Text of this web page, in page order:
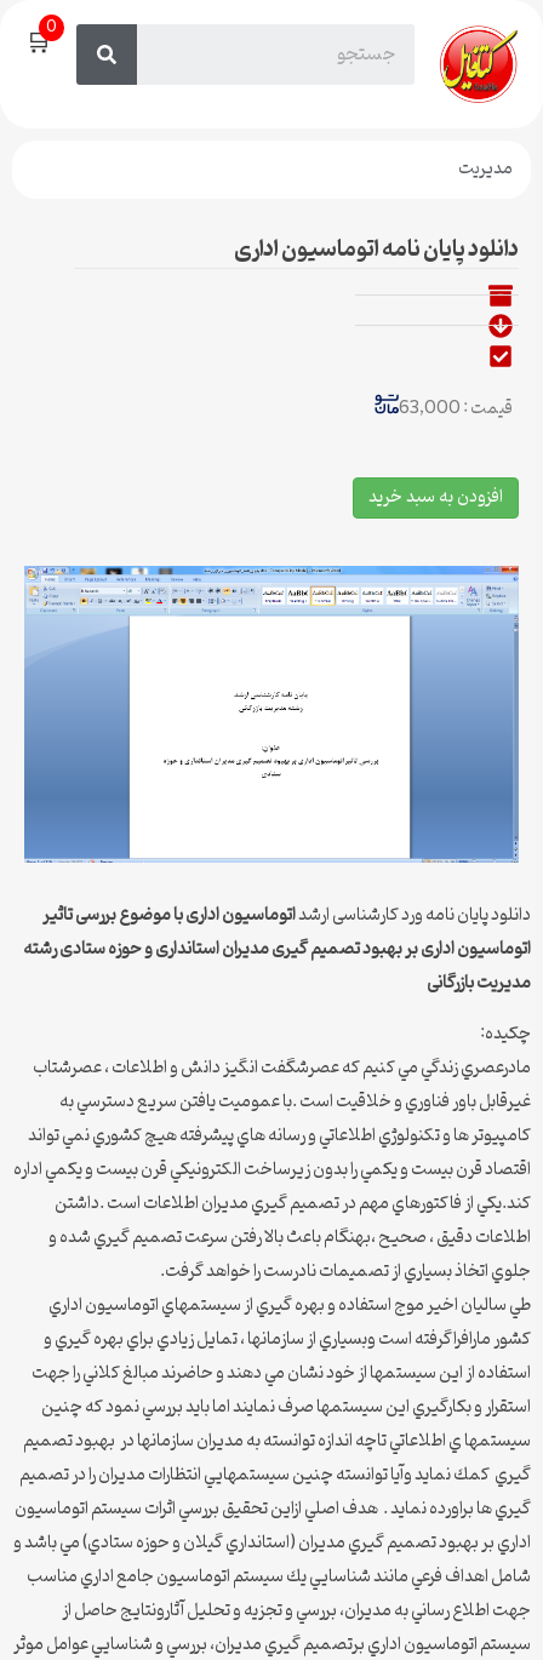
🛒0
مدیریت
دانلود پایان نامه اتوماسیون اداری
قیمت : 63,000
افزودن به سبد خرید
دانلود پایان نامه ورد کارشناسی ارشداتوماسیون اداری با موضوع بررسی تاثیر
اتوماسیون اداری بر بهبود تصمیم گیری مدیران استانداری و حوزه ستادی رشته
مدیریت بازرگانی
چكيده:
مادرعصري زندگي مي كنيم كه عصرشگفت انگيز دانش و اطلاعات ، عصرشتاب
غيرقابل باور فناوري و خلاقيت است .با عموميت يافتن سريع دسترسي به
كامپيوتر ها و تكنولوژي اطلاعاتي و رسانه هاي پيشرفته هيچ كشوري نمي تواند
اقتصاد قرن بيست و يكمي را بدون زيرساخت الكترونيكي قرن بيست و يكمي اداره
كند.يكي از فاكتورهاي مهم در تصميم گيري مديران اطلاعات است .داشتن
اطلاعات دقيق ، صحيح ،‌بهنگام باعث بالا رفتن سرعت تصميم گيري شده و
جلوي اتخاذ بسياري از تصميمات نادرست را خواهد گرفت.
طي ساليان اخير موج استفاده و بهره گيري از سيستمهاي اتوماسيون اداري
كشور مارافراگرفته است وبسياري از سازمانها ، تمايل زيادي براي بهره گيري و
استفاده از اين سيستمها از خود نشان مي دهند و حاضرند مبالغ كلاني را جهت
استقرار و بكارگيري اين سيستمها صرف نمايند اما بايد بررسي نمود كه چنين
سيستمها ي اطلاعاتي تاچه اندازه توانسته به مديران سازمانها در بهبود تصميم
گيري كمك نمايد وآيا توانسته چنين سيستمهايي انتظارات مديران را در تصميم
گيري ها براورده نمايد . هدف اصلي ازاين تحقيق بررسي اثرات سيستم اتوماسيون
اداري بر بهبود تصميم گيري مديران (استانداري گيلان و حوزه ستادي) مي باشد و
شامل اهداف فرعي مانند شناسايي يك سيستم اتوماسيون جامع اداري مناسب
جهت اطلاع رساني به مديران، بررسي و تجزيه و تحليل آثارونتايج حاصل از
سيستم اتوماسيون اداري برتصميم گيري مديران، بررسي و شناسايي عوامل موثر